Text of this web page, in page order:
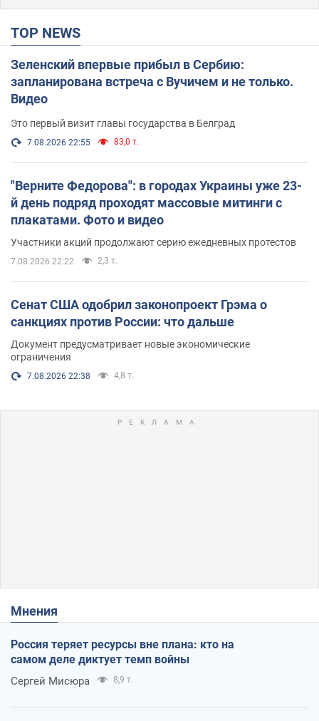
TOP NEWS
Зеленский впервые прибыл в Сербию:
запланирована встреча с Вучичем и не только.
Видео
Это первый визит главы государства в Белград
7.08.2026 22:55 83,0 т.
"Верните Федорова": в городах Украины уже 23-
й день подряд проходят массовые митинги с
плакатами. Фото и видео
Участники акций продолжают серию ежедневных протестов
7.08.2026 22:22 2,3 т.
Сенат США одобрил законопроект Грэма о
санкциях против России: что дальше
Документ предусматривает новые экономические
ограничения
7.08.2026 22:38 4,8 т.
Мнения
Россия теряет ресурсы вне плана: кто на
самом деле диктует темп войны
Сергей Мисюра 8,9 т.